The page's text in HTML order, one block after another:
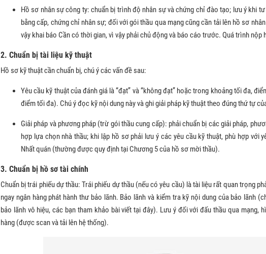
Hồ sơ nhân sự công ty: chuẩn bị trình độ nhân sự và chứng chỉ đào tạo; lưu ý khi
bằng cấp, chứng chỉ nhân sự; đối với gói thầu qua mạng cũng cần tải lên hồ sơ
vậy khai báo Cần có thời gian, vì vậy phải chủ động và báo cáo trước. Quá trình nộp
2. Chuẩn bị tài liệu kỹ thuật
Hồ sơ kỹ thuật cần chuẩn bị, chú ý các vấn đề sau:
Yêu cầu kỹ thuật của đánh giá là “đạt” và “không đạt” hoặc trong khoảng tối đa,
điểm tối đa). Chú ý đọc kỹ nội dung này và ghi giải pháp kỹ thuật theo đúng thứ tự
Giải pháp và phương pháp (trừ gói thầu cung cấp): phải chuẩn bị các giải pháp,
hợp lựa chọn nhà thầu; khi lập hồ sơ phải lưu ý các yêu cầu kỹ thuật, phù hợp với
Nhất quán (thường được quy định tại Chương 5 của hồ sơ mời thầu).
3. Chuẩn bị hồ sơ tài chính
Chuẩn bị trái phiếu dự thầu: Trái phiếu dự thầu (nếu có yêu cầu) là tài liệu rất quan trọng
ngay ngân hàng phát hành thư bảo lãnh. Bảo lãnh và kiểm tra kỹ nội dung của bảo lãnh
bảo lãnh vô hiệu, các bạn tham khảo bài viết tại đây). Lưu ý đối với đấu thầu qua mạng,
hàng (được scan và tải lên hệ thống).